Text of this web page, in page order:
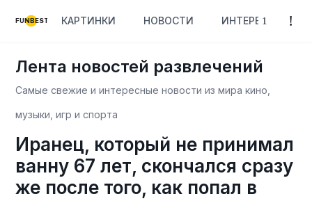
FUNBEST КАРТИНКИ НОВОСТИ ИНТЕРЕСНОЕ
Лента новостей развлечений
Самые свежие и интересные новости из мира кино,
музыки, игр и спорта
Иранец, который не принимал
ванну 67 лет, скончался сразу
же после того, как попал в